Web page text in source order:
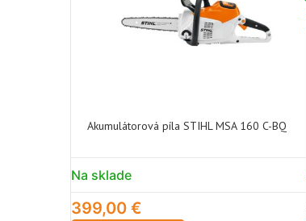
Akumulátorová píla STIHL MSA 160 C-BQ
Na sklade
399,00 €